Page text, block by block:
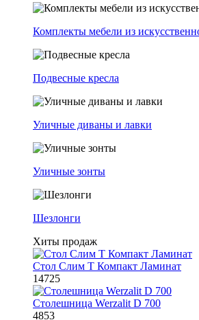
Комплекты мебели из
Подвесные кресла
Уличные диваны и лавки
Уличные зонты
Шезлонги
Хиты продаж
Стол Слим Т Компакт Ламинат
14725
Столешница Werzalit D 700
4853